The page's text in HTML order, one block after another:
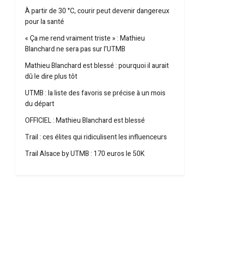
À partir de 30 °C, courir peut devenir dangereux
pour la santé
« Ça me rend vraiment triste » : Mathieu
Blanchard ne sera pas sur l’UTMB
Mathieu Blanchard est blessé : pourquoi il aurait
dû le dire plus tôt
UTMB : la liste des favoris se précise à un mois
du départ
OFFICIEL : Mathieu Blanchard est blessé
Trail : ces élites qui ridiculisent les influenceurs
Trail Alsace by UTMB : 170 euros le 50K